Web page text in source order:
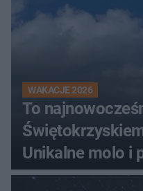
WAKACJE 2026
To
Unikalne molo i